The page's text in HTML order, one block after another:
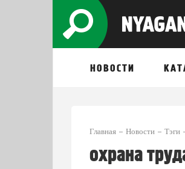
НОВОСТИ
Главная Новости Тэги
охрана